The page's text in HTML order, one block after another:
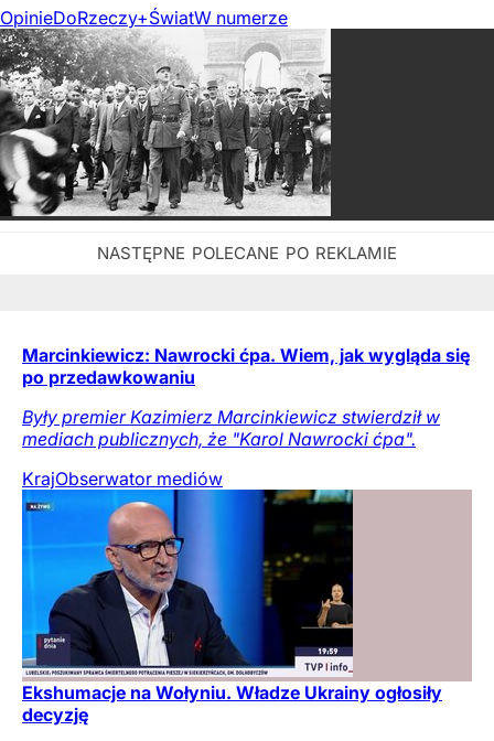
OpinieDoRzeczy+ŚwiatW numerze
Marcinkiewicz: Nawrocki ćpa. Wiem, jak wygląda się
po przedawkowaniu
Były premier Kazimierz Marcinkiewicz stwierdził w
mediach publicznych, że "Karol Nawrocki ćpa".
KrajObserwator mediów
Ekshumacje na Wołyniu. Władze Ukrainy ogłosiły
decyzję